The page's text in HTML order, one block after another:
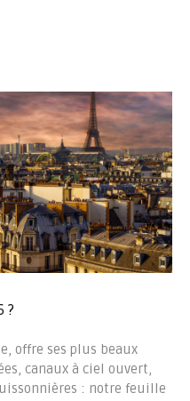
?
offre ses plus beaux
canaux à ciel ouvert,
: notre feuille